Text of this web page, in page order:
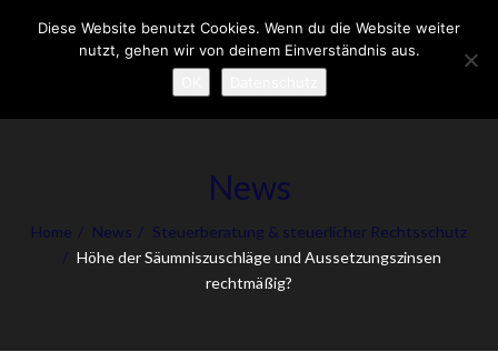
News
Home News
Steuerberatung & steuerlicher Rechtsschutz
Höhe der Säumniszuschläge und Aussetzungszinsen
rechtmäßig?
Diese Website benutzt Cookies. Wenn du die Website weiter
nutzt, gehen wir von deinem Einverständnis aus.